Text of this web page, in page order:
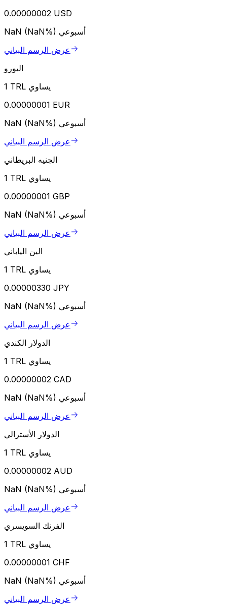
0.00000002 USD
NaN (NaN%) أسبوعي
عرض الرسم البياني
اليورو
1 TRL يساوي
0.00000001 EUR
NaN (NaN%) أسبوعي
عرض الرسم البياني
الجنيه البريطاني
1 TRL يساوي
0.00000001 GBP
NaN (NaN%) أسبوعي
عرض الرسم البياني
الين الياباني
1 TRL يساوي
0.00000330 JPY
NaN (NaN%) أسبوعي
عرض الرسم البياني
الدولار الكندي
1 TRL يساوي
0.00000002 CAD
NaN (NaN%) أسبوعي
عرض الرسم البياني
الدولار الأسترالي
1 TRL يساوي
0.00000002 AUD
NaN (NaN%) أسبوعي
عرض الرسم البياني
الفرنك السويسري
1 TRL يساوي
0.00000001 CHF
NaN (NaN%) أسبوعي
عرض الرسم البياني